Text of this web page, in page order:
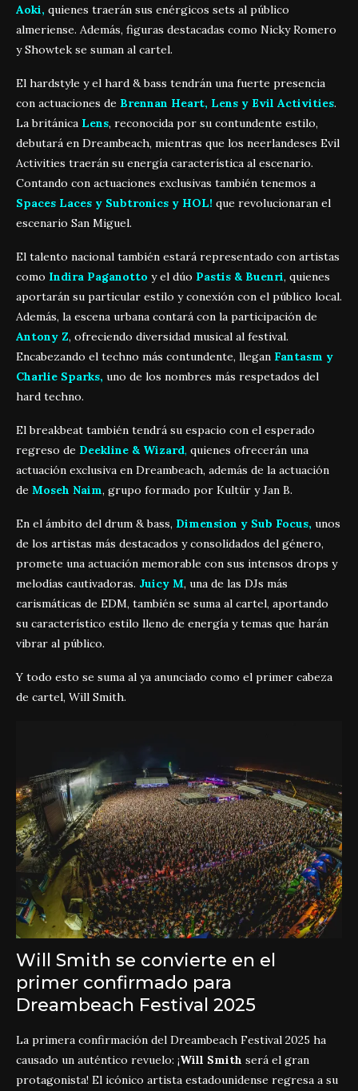
Aoki, quienes traerán sus enérgicos sets al público
almeriense. Además, figuras destacadas como Nicky Romero
y Showtek se suman al cartel.
El hardstyle y el hard & bass tendrán una fuerte presencia
con actuaciones de Brennan Heart, Lens y Evil Activities.
La británica Lens, reconocida por su contundente estilo,
debutará en Dreambeach, mientras que los neerlandeses Evil
Activities traerán su energía característica al escenario.
Contando con actuaciones exclusivas también tenemos a
Spaces Laces y Subtronics y HOL! que revolucionaran el
escenario San Miguel.
El talento nacional también estará representado con artistas
como Indira Paganotto y el dúo Pastis & Buenri, quienes
aportarán su particular estilo y conexión con el público local.
Además, la escena urbana contará con la participación de
Antony Z, ofreciendo diversidad musical al festival.
Encabezando el techno más contundente, llegan Fantasm y
Charlie Sparks, uno de los nombres más respetados del
hard techno.
El breakbeat también tendrá su espacio con el esperado
regreso de Deekline & Wizard, quienes ofrecerán una
actuación exclusiva en Dreambeach, además de la actuación
de Moseh Naim, grupo formado por Kultür y Jan B.
En el ámbito del drum & bass, Dimension y Sub Focus, unos
de los artistas más destacados y consolidados del género,
promete una actuación memorable con sus intensos drops y
melodías cautivadoras. Juicy M, una de las DJs más
carismáticas de EDM, también se suma al cartel, aportando
su característico estilo lleno de energía y temas que harán
vibrar al público.
Y todo esto se suma al ya anunciado como el primer cabeza
de cartel, Will Smith.
Will Smith se convierte en el
primer confirmado para
Dreambeach Festival 2025
La primera confirmación del Dreambeach Festival 2025 ha
causado un auténtico revuelo: ¡Will Smith será el gran
protagonista! El icónico artista estadounidense regresa a su